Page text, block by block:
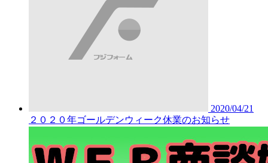
2020/04/21
２０２０年ゴールデンウィーク休業のお知らせ